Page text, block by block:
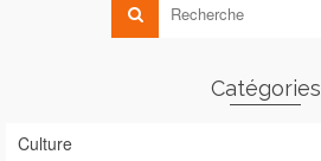
Catégories
Culture